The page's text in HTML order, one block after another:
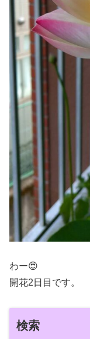
わー😍
開花2日目です。
検索